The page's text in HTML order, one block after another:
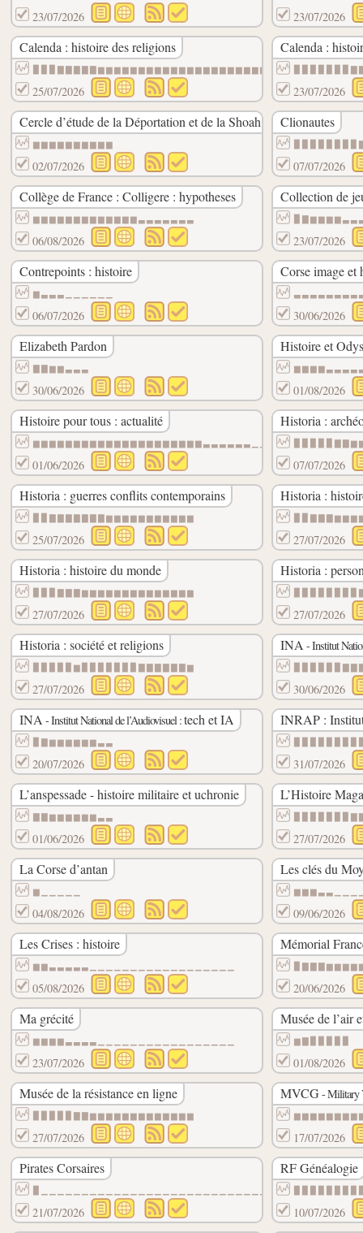
23/07/2026 23/07/2026
Calenda : histoire des religions
▉▉▉▇▇▇▇▇▆▆▆▆▆▆▆▆▆▆▆▆▆▆▆▆▆▆▆▆▆▆
25/07/2026
Calenda :
23/07/2026
Cercle d’étude de la Déportation et de la Shoah
▆▆▆▆▆▆▆▆▆▆
02/07/2026
Clionautes
07/07/2026
Collège de France : Colligere : hypotheses
▆▆▆▆▆▆▆▆▆▆▆▆▆▃▃▃▃▃▃▃
06/08/2026
Collection de
23/07/2026
Contrepoints : histoire
▆▃▃▃▁▁▁▁▁▁
06/07/2026
Corse image et
30/06/2026
Elizabeth Pardon
▇▇▆▆▃▃▃
30/06/2026
Histoire et
01/08/2026
Histoire pour tous : actualité
▆▆▆▆▆▆▆▆▆▆▆▆▆▆▆▆▆▆▆▆▆▃▃▃▃▃▃▁▁▁
01/06/2026
Historia :
07/07/2026
Historia : guerres conflits contemporains
▉▉▇▇▇▇▇▇▇▆▆▆▆▆▆▆▆▆▆▆
25/07/2026
Historia :
27/07/2026
Historia : histoire du monde
▉▉▉▇▇▇▆▆▆▆▆▆▆▆▆▆▆▆▆▆
27/07/2026
Historia :
27/07/2026
Historia : société et religions
▉▉▉▉▉▆▉▉▉▉▉▉▉▇▇▇▇▇▇▆
27/07/2026
INA - Institut
30/06/2026
INA - Institut National de l’Audiovisuel :tech et IA
▉▇▆▆▆▆▆▆▃▃
20/07/2026
INRAP :
31/07/2026
L’anspessade - histoire militaire et uchronie
▇▇▆▆▆▆▆▆▃▃
01/06/2026
L’Histoire
27/07/2026
La Corse d’antan
▆▁▁▁▁▁
04/08/2026
Les clés du
09/06/2026
Les Crises : histoire
▆▆▃▃▃▃▃▁▁▁▁▁▁▁▁▁▁▁▁▁▁▁▁▁▁
05/08/2026
Mémorial
20/06/2026
Ma grécité
▆▆▆▆▃▃▃▃▁▁▁▁▁▁▁▁▁▁▁▁▁▁▁▁▁
23/07/2026
Musée de l’air
▆▇▉▉▉▉▉
01/08/2026
Musée de la résistance en ligne
▉▉▉▉▉▇▇▆▆▆▆▆▆▆▆▆▆▆▆▆
27/07/2026
MVCG- Military
17/07/2026
Pirates Corsaires
21/07/2026
RF Généalogie
10/07/2026